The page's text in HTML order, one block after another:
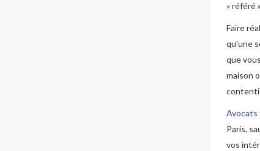
« référé
Faire
qu’une
que
maison
Avocats
Paris,
vos